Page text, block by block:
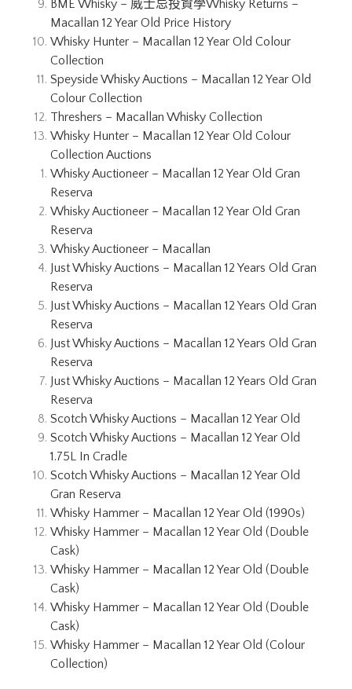
BME Whisky – 威士忌投資學Whisky Returns –
Macallan 12 Year Old Price History
Whisky Hunter – Macallan 12 Year Old Colour
Collection
Speyside Whisky Auctions – Macallan 12 Year Old
Colour Collection
Threshers – Macallan Whisky Collection
Whisky Hunter – Macallan 12 Year Old Colour
Collection Auctions
Whisky Auctioneer – Macallan 12 Year Old Gran
Reserva
Whisky Auctioneer – Macallan 12 Year Old Gran
Reserva
Whisky Auctioneer – Macallan
Just Whisky Auctions – Macallan 12 Years Old Gran
Reserva
Just Whisky Auctions – Macallan 12 Years Old Gran
Reserva
Just Whisky Auctions – Macallan 12 Years Old Gran
Reserva
Just Whisky Auctions – Macallan 12 Years Old Gran
Reserva
Scotch Whisky Auctions – Macallan 12 Year Old
Scotch Whisky Auctions – Macallan 12 Year Old
1.75L In Cradle
Scotch Whisky Auctions – Macallan 12 Year Old
Gran Reserva
Whisky Hammer – Macallan 12 Year Old (1990s)
Whisky Hammer – Macallan 12 Year Old (Double
Cask)
Whisky Hammer – Macallan 12 Year Old (Double
Cask)
Whisky Hammer – Macallan 12 Year Old (Double
Cask)
Whisky Hammer – Macallan 12 Year Old (Colour
Collection)